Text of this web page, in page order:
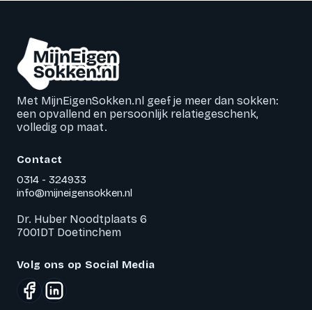
Met MijnEigenSokken.nl geef je meer dan sokken:
een opvallend en persoonlijk relatiegeschenk,
volledig op maat.
Contact
0314 - 324933
info@mijneigensokken.nl
Dr. Huber Noodtplaats 6
7001DT Doetinchem
Volg ons op Social Media